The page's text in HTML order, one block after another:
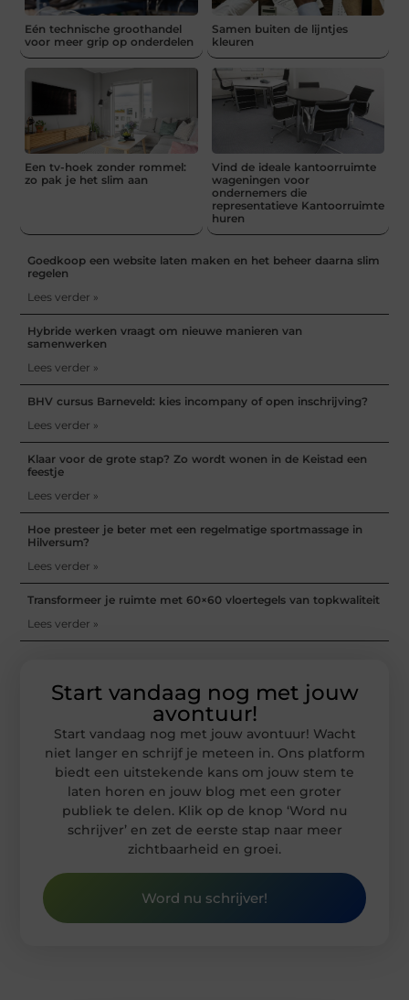
Eén technische groothandel
voor meer grip op onderdelen
Samen buiten de lijntjes
kleuren
Een tv-hoek zonder rommel:
zo pak je het slim aan
Vind de ideale kantoorruimte
wageningen voor
ondernemers die
representatieve Kantoorruimte
huren
Goedkoop een website laten maken en het beheer daarna slim
regelen
Lees verder »
Hybride werken vraagt om nieuwe manieren van
samenwerken
Lees verder »
BHV cursus Barneveld: kies incompany of open inschrijving?
Lees verder »
Klaar voor de grote stap? Zo wordt wonen in de Keistad een
feestje
Lees verder »
Hoe presteer je beter met een regelmatige sportmassage in
Hilversum?
Lees verder »
Transformeer je ruimte met 60×60 vloertegels van topkwaliteit
Lees verder »
Start vandaag nog met jouw
avontuur!
Start vandaag nog met jouw avontuur! Wacht
niet langer en schrijf je meteen in. Ons platform
biedt een uitstekende kans om jouw stem te
laten horen en jouw blog met een groter
publiek te delen. Klik op de knop ‘Word nu
schrijver’ en zet de eerste stap naar meer
zichtbaarheid en groei.
Word nu schrijver!